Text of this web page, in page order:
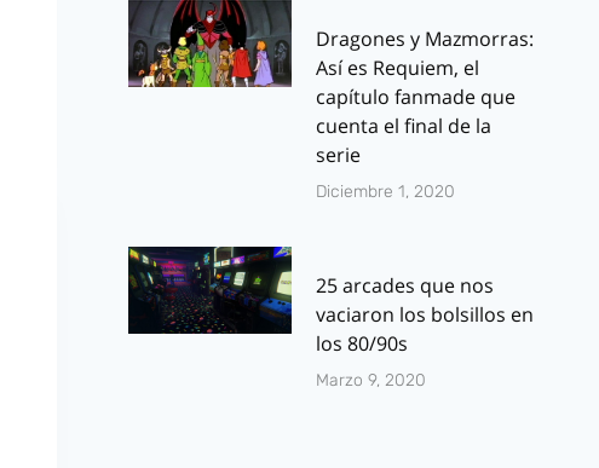
Dragones y Mazmorras:
Así es Requiem, el
capítulo fanmade que
cuenta el final de la
serie
Diciembre 1, 2020
25 arcades que nos
vaciaron los bolsillos en
los 80/90s
Marzo 9, 2020